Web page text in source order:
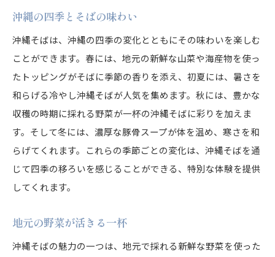
沖縄の四季とそばの味わい
沖縄そばは、沖縄の四季の変化とともにその味わいを楽しむ
ことができます。春には、地元の新鮮な山菜や海産物を使っ
たトッピングがそばに季節の香りを添え、初夏には、暑さを
和らげる冷やし沖縄そばが人気を集めます。秋には、豊かな
収穫の時期に採れる野菜が一杯の沖縄そばに彩りを加えま
す。そして冬には、濃厚な豚骨スープが体を温め、寒さを和
らげてくれます。これらの季節ごとの変化は、沖縄そばを通
じて四季の移ろいを感じることができる、特別な体験を提供
してくれます。
地元の野菜が活きる一杯
沖縄そばの魅力の一つは、地元で採れる新鮮な野菜を使った